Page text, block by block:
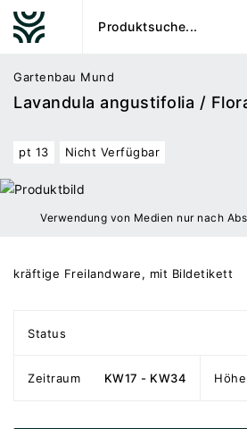
Gartenbau Mund
Lavandula angustifolia /
pt 13 Nicht Verfügbar
Verwendung von Medien nur nach
kräftige Freilandware, mit Bildetikett
Status
Zeitraum KW17 - KW34 Höhe